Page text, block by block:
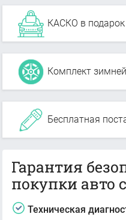
КАСКО в подарок
Комплект
Бесплатная
Гарантия
покупки авто
Техническая